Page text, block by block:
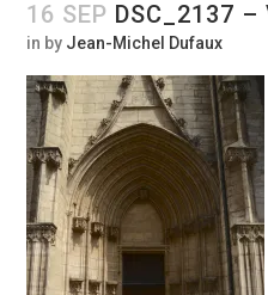
16 SEP DSC_2137 –
in by Jean-Michel Dufaux